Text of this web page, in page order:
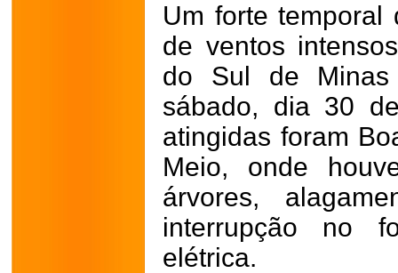
Um forte temporal
de ventos
do Sul de
sábado, dia 30
atingidas foram
Meio, onde
árvores,
interrupção no
elétrica.